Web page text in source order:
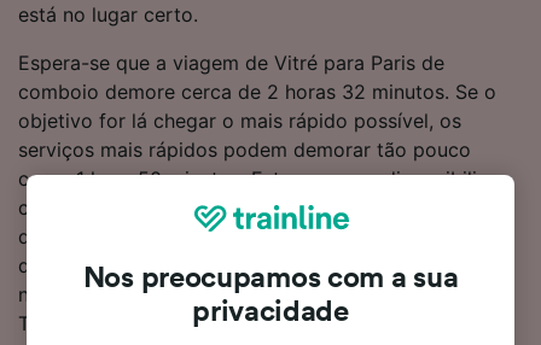
está no lugar certo.
Espera-se que a viagem de Vitré para Paris de
comboio demore cerca de 2 horas 32 minutos. Se o
objetivo for lá chegar o mais rápido possível, os
serviços mais rápidos podem demorar tão pouco
como 1 hora 50 minutos. Este percurso disponibiliza
cerca de 17 comboios por dia, que percorrem a
distância de 275 km. Quando estiver a bordo de um
dos comboios, pode sentar-se e relaxar, sendo que
não precisará de fazer mudanças a caminho de Paris.
Tanto os comboios da TGV como da SNCF operam
Nos preocupamos com a sua
privacidade